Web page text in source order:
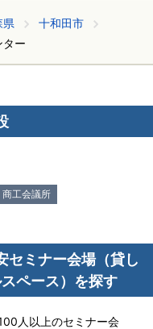
県
十和田市
ー
商工会議所
セミナー会場（貸し
ペース）を探す
人以上のセミナー会